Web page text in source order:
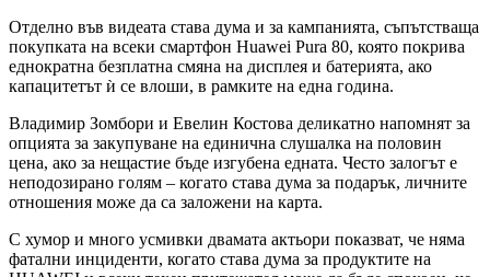
Отделно във видеата става дума и за кампанията, съпътстваща
покупката на всеки смартфон Huawei Pura 80, която покрива
еднократна безплатна смяна на дисплея и батерията, ако
капацитетът ѝ се влоши, в рамките на една година.
Владимир Зомбори и Евелин Костова деликатно напомнят за
опцията за закупуване на единична слушалка на половин
цена, ако за нещастие бъде изгубена едната. Често залогът е
неподозирано голям – когато става дума за подарък, личните
отношения може да са заложени на карта.
С хумор и много усмивки двамата актьори показват, че няма
фатални инциденти, когато става дума за продуктите на